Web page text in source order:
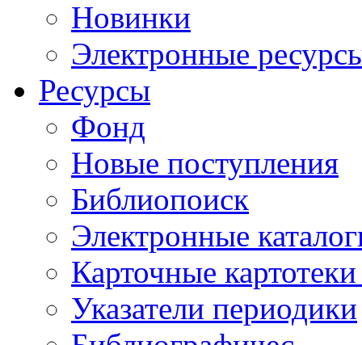
Новинки
Электронные
Ресурсы
Фонд
Новые поступления
Библиопоиск
Электронные
Карточные
Указатели периодики